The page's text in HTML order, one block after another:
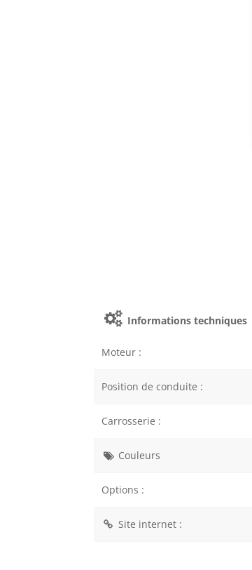
Informations techniques
Moteur :
Position de conduite :
Carrosserie :
Couleurs
Options :
Site internet :